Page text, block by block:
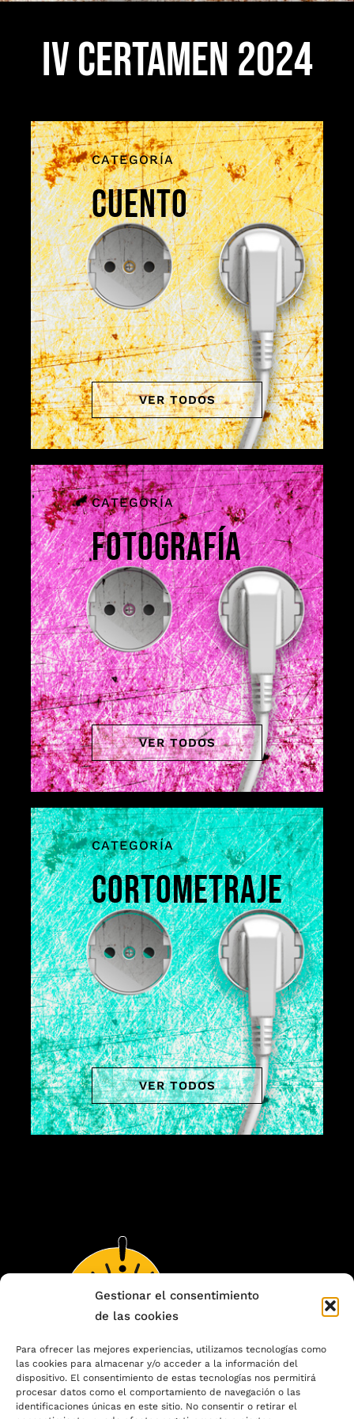
Gestionar el consentimiento
de las cookies
Para ofrecer las mejores experiencias, utilizamos tecnologías como
las cookies para almacenar y/o acceder a la información del
dispositivo. El consentimiento de estas tecnologías nos permitirá
procesar datos como el comportamiento de navegación o las
identificaciones únicas en este sitio. No consentir o retirar el
CONTACTO
IV CERTAMEN 2024
CATEGORÍA
CUENTO
VER TODOS
CATEGORÍA
FOTOGRAFÍA
VER TODOS
CATEGORÍA
CORTOMETRAJE
VER TODOS